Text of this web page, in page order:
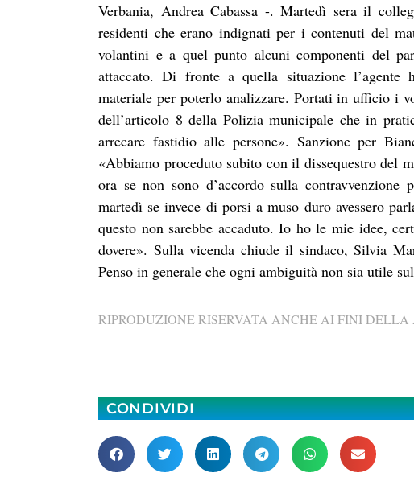
Verbania, Andrea Cabassa -. Martedì sera il
residenti che erano indignati per i contenuti del
volantini e a quel punto alcuni componenti del
attaccato. Di fronte a quella situazione
materiale per poterlo analizzare. Portati in ufficio i
dell’articolo 8 della Polizia municipale che in
arrecare fastidio alle persone». Sanzione per
«Abbiamo proceduto subito con il dissequestro del
ora se non sono d’accordo sulla contravvenzione
martedì se invece di porsi a muso duro avessero
questo non sarebbe accaduto. Io ho le mie idee,
dovere». Sulla vicenda chiude il sindaco, Silvia
Penso in generale che ogni ambiguità non sia utile
RIPRODUZIONE RISERVATA ANCHE AI FINI DELLA
CONDIVIDI